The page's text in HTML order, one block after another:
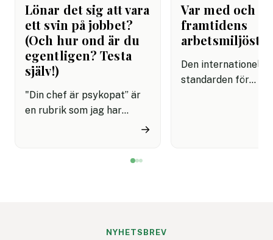
Lönar det sig att vara
ett svin på jobbet?
(Och hur ond är du
egentligen? Testa
själv!)
"Din chef är psykopat” är
en rubrik som jag har
har jag bildsatt den med
Cards”. Han är den ultimata
→
Var med och
framtidens
Den internationella
standarden för
NYHETSBREV